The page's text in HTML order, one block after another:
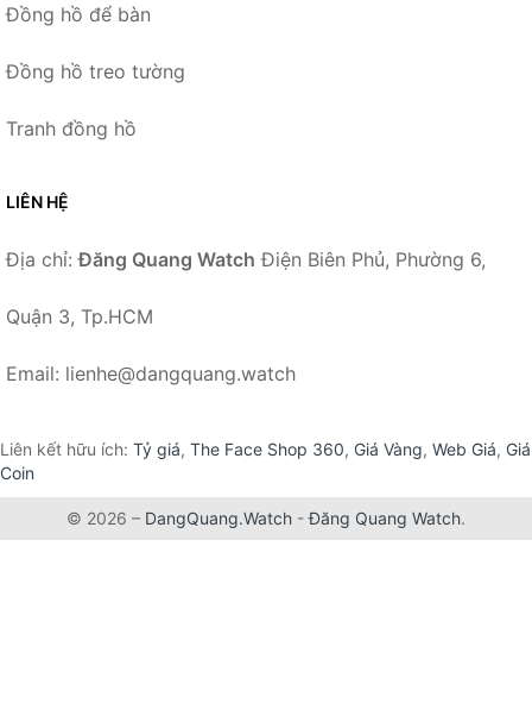
Đồng hồ để bàn
Đồng hồ treo tường
Tranh đồng hồ
LIÊN HỆ
Địa chỉ:Đăng Quang Watch Điện Biên Phủ, Phường 6,
Quận 3, Tp.HCM
Email: lienhe@dangquang.watch
Liên kết hữu ích: Tỷ giá, The Face Shop 360, Giá Vàng, Web Giá, Giá
Coin
© 2026 – DangQuang.Watch -Đăng Quang Watch.